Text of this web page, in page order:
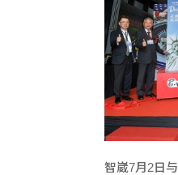
智崴7月2日